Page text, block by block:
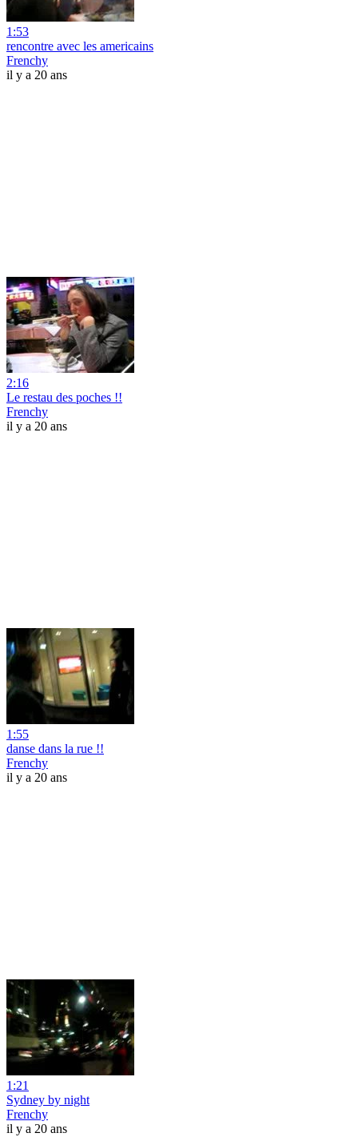
1:53
rencontre avec les americains
Frenchy
il y a 20 ans
2:16
Le restau des poches !!
Frenchy
il y a 20 ans
1:55
danse dans la rue !!
Frenchy
il y a 20 ans
1:21
Sydney by night
Frenchy
il y a 20 ans